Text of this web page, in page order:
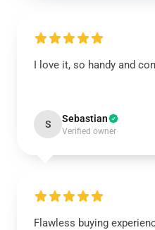
I love it, so handy and
S Sebastian
Verified owner
Flawless buying